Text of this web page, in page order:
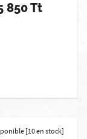
850 Tt
[10 en stock]